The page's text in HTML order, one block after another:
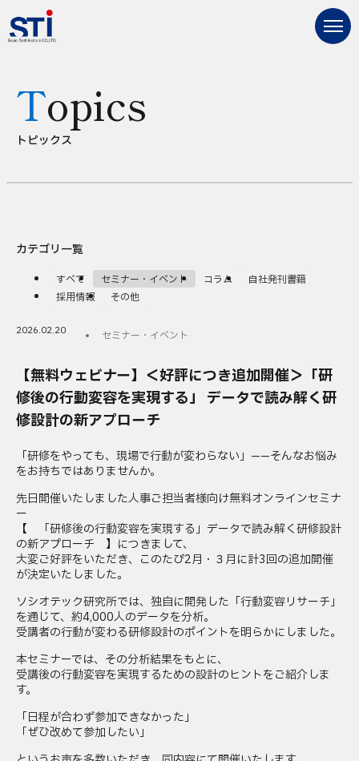
Topics
トピックス
2026.02.20 セミナー・イベント
【無料ウェビナー】＜好評につき追加開催＞「研
修後の行動変容を実現する」 データで読み解く研
修設計の新アプローチ
「研修をやっても、現場で行動が変わらない」——そんなお悩み
をお持ちではありませんか。
先日開催いたしました人事ご担当者様向け無料オンラインセミナ
ー
【 「研修後の行動変容を実現する」データで読み解く研修設計
の新アプローチ 】につきまして、
大変ご好評をいただき、このたび2月・３月に計3回の追加開催
が決定いたしました。
ソシオテック研究所では、独自に開発した「行動変容リサーチ」
を通じて、約4,000人のデータを分析。
受講者の行動が変わる研修設計のポイントを明らかにしました。
本セミナーでは、その分析結果をもとに、
受講後の行動変容を実現するための設計のヒントをご紹介しま
す。
「日程が合わず参加できなかった」
「ぜひ改めて参加したい」
カテゴリ一覧
すべて セミナー・イベント コラム
自社発刊書籍
採用情報
その他